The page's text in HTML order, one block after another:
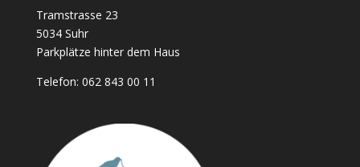
Tramstrasse 23
5034 Suhr
Parkplätze hinter dem Haus
Telefon: 062 843 00 11